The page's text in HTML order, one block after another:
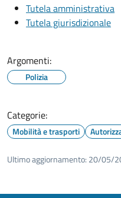
Tutela amministrativa
Tutela giurisdizionale
Argomenti:
Polizia
Categorie:
Mobilità e trasporti
Ultimo aggiornamento: 20/05/